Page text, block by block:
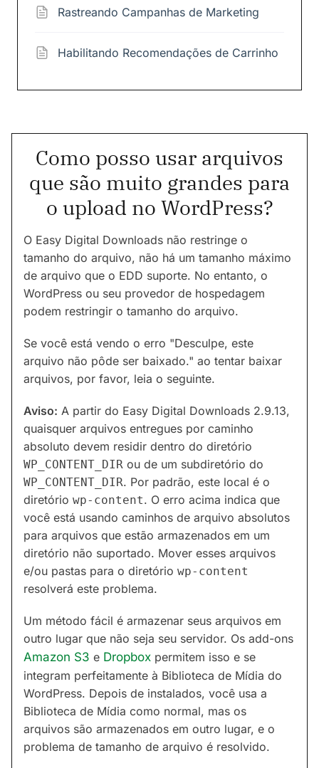
Rastreando Campanhas de Marketing
Habilitando Recomendações de Carrinho
Como posso usar arquivos
que são muito grandes para
o upload no WordPress?
O Easy Digital Downloads não restringe o
tamanho do arquivo, não há um tamanho máximo
de arquivo que o EDD suporte. No entanto, o
WordPress ou seu provedor de hospedagem
podem restringir o tamanho do arquivo.
Se você está vendo o erro "Desculpe, este
arquivo não pôde ser baixado." ao tentar baixar
arquivos, por favor, leia o seguinte.
Aviso: A partir do Easy Digital Downloads 2.9.13,
quaisquer arquivos entregues por caminho
absoluto devem residir dentro do diretório
WP_CONTENT_DIR ou de um subdiretório do
WP_CONTENT_DIR. Por padrão, este local é o
diretório wp-content. O erro acima indica que
você está usando caminhos de arquivo absolutos
para arquivos que estão armazenados em um
diretório não suportado. Mover esses arquivos
e/ou pastas para o diretório wp-content
resolverá este problema.
Um método fácil é armazenar seus arquivos em
outro lugar que não seja seu servidor. Os add-ons
Amazon S3 e Dropbox permitem isso e se
integram perfeitamente à Biblioteca de Mídia do
WordPress. Depois de instalados, você usa a
Biblioteca de Mídia como normal, mas os
arquivos são armazenados em outro lugar, e o
problema de tamanho de arquivo é resolvido.